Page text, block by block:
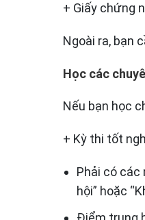
+ Giấy chứng
Ngoài ra, bạn
Học các
Nếu bạn học
+ Kỳ thi tốt
Phải có các
hội” hoặc